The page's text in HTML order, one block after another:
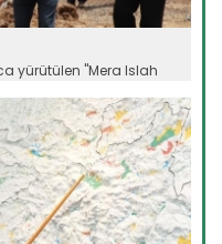
yürütülen "Mera Islah